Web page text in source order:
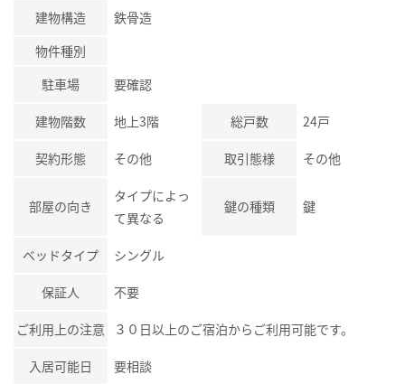
建物構造
鉄骨造
物件種別
駐車場
要確認
建物階数 地上3階 総戸数 24戸
契約形態 その他 取引態様 その他
部屋の向き
タイプによっ
て異なる
鍵の種類 鍵
ベッドタイプ シングル
保証人 不要
ご利用上の注意 ３０日以上のご宿泊からご利用可能です。
入居可能日 要相談